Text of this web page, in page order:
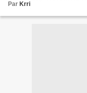
Par Krri